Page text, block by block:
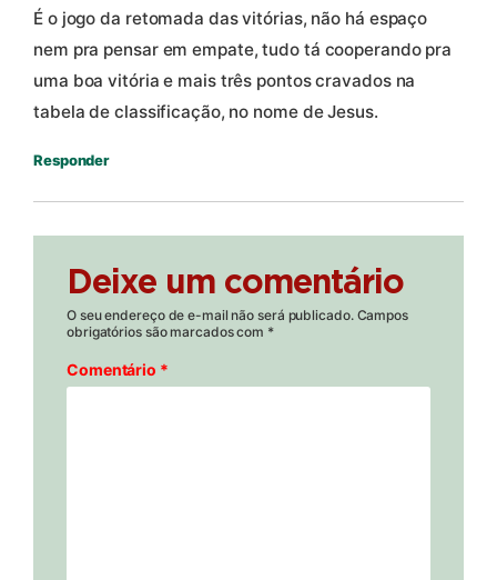
É o jogo da retomada das vitórias, não há espaço
nem pra pensar em empate, tudo tá cooperando pra
uma boa vitória e mais três pontos cravados na
tabela de classificação, no nome de Jesus.
Responder
Deixe um comentário
O seu endereço de e-mail não será publicado. Campos
obrigatórios são marcados com *
Comentário *